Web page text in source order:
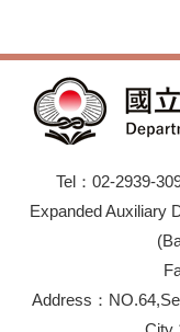
Tel：02-2939-
Expanded Auxiliary
Address：